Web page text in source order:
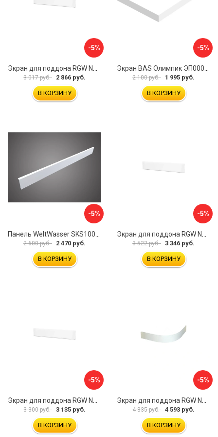
-5%
3 017 руб. 2 866 руб.
В КОРЗИНУ
-5%
2 100 руб. 1 995 руб.
В КОРЗИНУ
-5%
Панель WeltWasser SKS100-WT 10000004396
2 600 руб. 2 470 руб.
В КОРЗИНУ
-5%
Экран для поддона RGW NG-21 03231480-01
3 522 руб. 3 346 руб.
В КОРЗИНУ
-5%
3 300 руб. 3 135 руб.
В КОРЗИНУ
-5%
4 835 руб. 4 593 руб.
В КОРЗИНУ